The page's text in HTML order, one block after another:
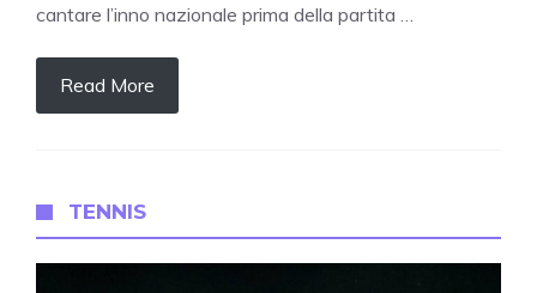
cantare l’inno nazionale prima della partita …
Read More
TENNIS